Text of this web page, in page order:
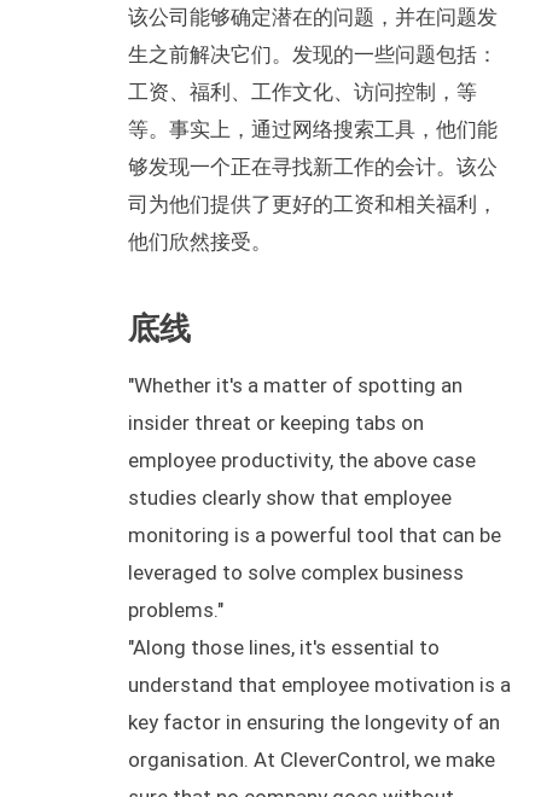
该公司能够确定潜在的问题，并在问题发
生之前解决它们。发现的一些问题包括：
工资、福利、工作文化、访问控制，等
等。事实上，通过网络搜索工具，他们能
够发现一个正在寻找新工作的会计。该公
司为他们提供了更好的工资和相关福利，
他们欣然接受。
底线
"Whether it's a matter of spotting an
insider threat or keeping tabs on
employee productivity, the above case
studies clearly show that employee
monitoring is a powerful tool that can be
leveraged to solve complex business
problems."
"Along those lines, it's essential to
understand that employee motivation is a
key factor in ensuring the longevity of an
organisation. At CleverControl, we make